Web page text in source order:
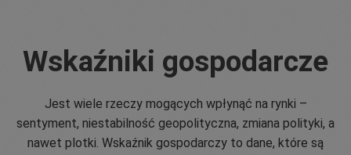
Wskaźniki gospodarcze
Jest wiele rzeczy mogących wpłynąć na rynki –
sentyment, niestabilność geopolityczna, zmiana polityki, a
nawet plotki. Wskaźnik gospodarczy to dane, które są